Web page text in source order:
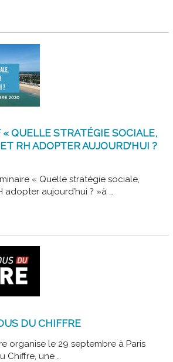
QUELLE STRATÉGIE SOCIALE,
RH ADOPTER AUJOURD’HUI ?
« Quelle stratégie sociale,
adopter aujourd’hui ? »à …
DU CHIFFRE
organise le 29 septembre à Paris
Chiffre, une …